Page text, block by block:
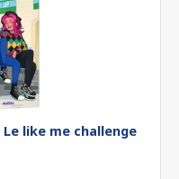
like me challenge